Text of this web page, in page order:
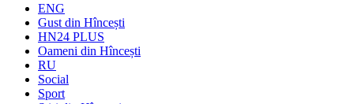
ENG
Gust din Hîncești
HN24 PLUS
Oameni din Hîncești
RU
Social
Sport